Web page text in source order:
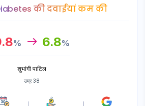
की दवाईयां कम की
% 6.8%
शुभांगी पाटिल
उम्र 38